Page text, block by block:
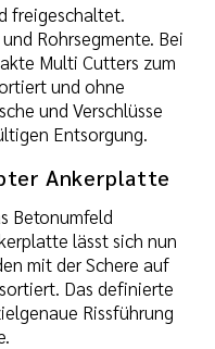
freigeschaltet.
Rohrsegmente. Bei
Multi Cutters zum
und ohne
und Verschlüsse
Entsorgung.
Ankerplatte
Betonumfeld
lässt sich nun
mit der Schere auf
Das definierte
Rissführung